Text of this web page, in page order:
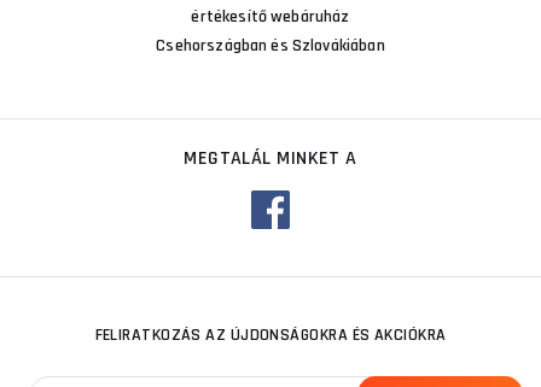
értékesítő webáruház
Csehországban és Szlovákiában
MEGTALÁL MINKET A
FELIRATKOZÁS AZ ÚJDONSÁGOKRA ÉS AKCIÓKRA